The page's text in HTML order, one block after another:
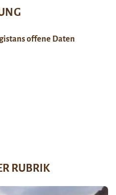
offene Daten
RUBRIK